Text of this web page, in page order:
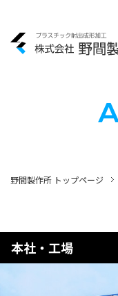
野間製作所 トップページ
本社・工場